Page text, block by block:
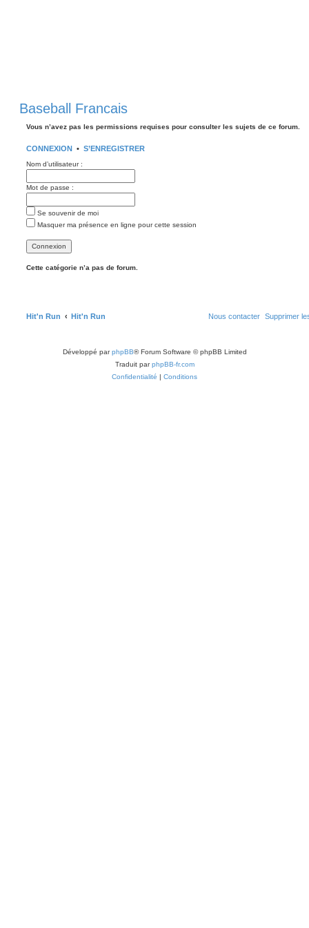
Baseball Francais
Vous n’avez pas les permissions requises pour consulter les sujets de ce forum.
CONNEXION • S’ENREGISTRER
Nom d’utilisateur :
Mot de passe :
Se souvenir de moi
Masquer ma présence en ligne pour cette session
Cette catégorie n’a pas de forum.
Hit'n Run Hit'n Run Supprimer
Nous contacter
Développé parphpBB® Forum Software © phpBB Limited
Traduit parphpBB-fr.com
Confidentialité | Conditions